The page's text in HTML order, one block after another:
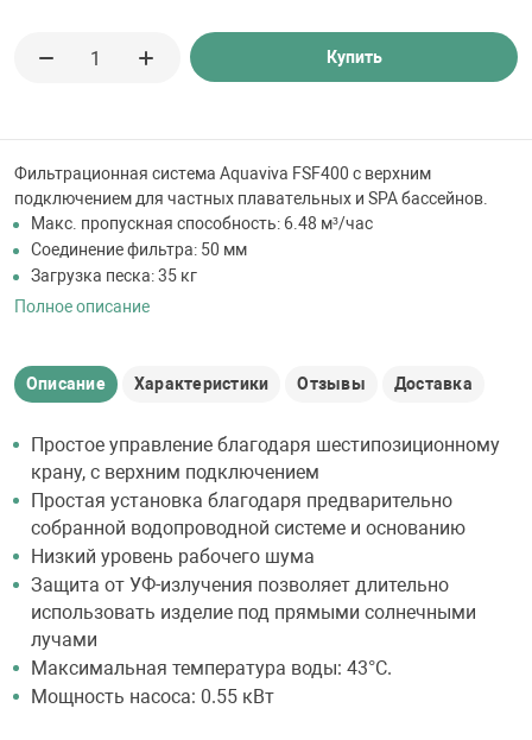
Фильтрационная система Aquaviva FSF400 с верхним
подключением для частных плавательных и SPA бассейнов.
Макс. пропускная способность: 6.48 м³/час
Соединение фильтра: 50 мм
Загрузка песка: 35 кг
Полное описание
Купить
Описание Характеристики Отзывы Доставка
Простое управление благодаря шестипозиционному
крану, с верхним подключением
Простая установка благодаря предварительно
собранной водопроводной системе и основанию
Низкий уровень рабочего шума
Защита от УФ-излучения позволяет длительно
использовать изделие под прямыми солнечными
лучами
Максимальная температура воды: 43°С.
Мощность насоса: 0.55 кВт